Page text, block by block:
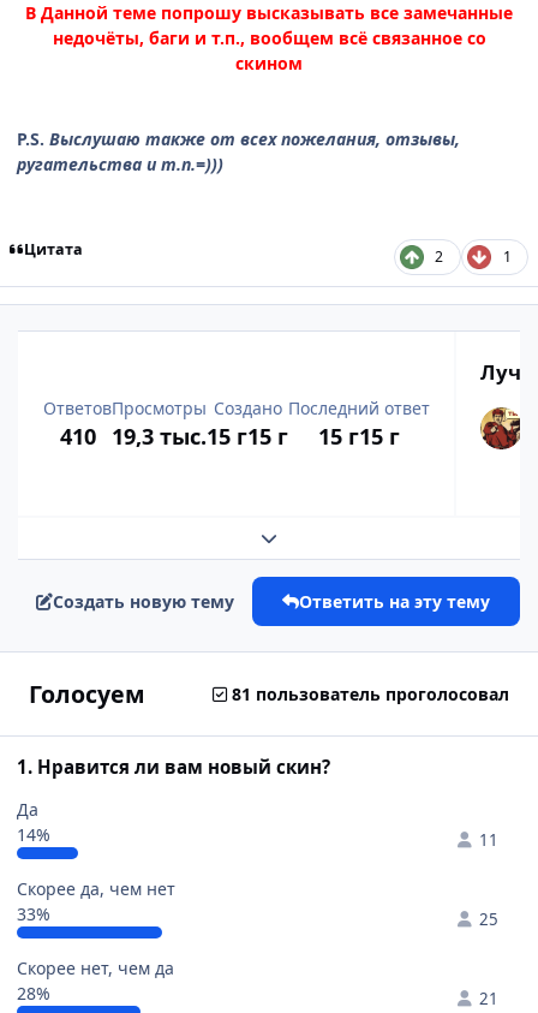
В Данной теме попрошу высказывать все замечанные
недочёты, баги и т.п., вообщем всё связанное со
скином
P.S. Выслушаю также от всех пожелания, отзывы,
ругательства и т.п.=)))
Цитата 2 1
Ответов
410
Просмотры
19,3 тыс.
Создано
15 г15 г
Последний ответ
15 г15 г
Развернуть обзор темы
Создать новую тему Ответить на эту тему
Голосуем 81 пользователь проголосовал
1. Нравится ли вам новый скин?
Да
14%
11
Скорее да, чем нет
33%
25
Скорее нет, чем да
28%
21